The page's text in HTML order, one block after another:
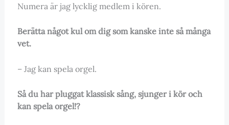
Numera är jag lycklig medlem i kören.
Berätta något kul om dig som kanske inte så många
vet.
– Jag kan spela orgel.
Så du har pluggat klassisk sång, sjunger i kör och
kan spela orgel!?